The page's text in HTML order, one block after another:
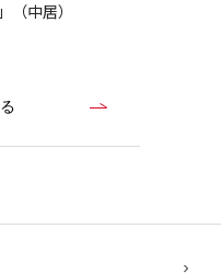
中居）